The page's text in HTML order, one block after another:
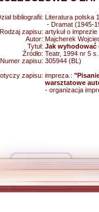
bibliografii: Literatura polska
- Dramat (1945-
Rodzaj zapisu: artykuł o imprezie
Autor: Majcherek
Tytuł: Jak wyhodować
Źródło: Teatr, 1994 nr 5
Numer zapisu: 305944 (BL)
zapisu: impreza.:
warsztatowe
- organizacja